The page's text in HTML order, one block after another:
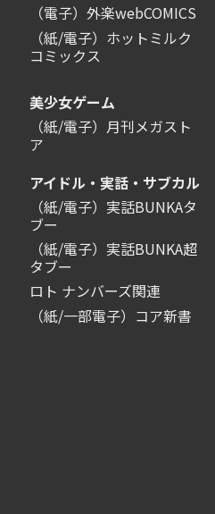
（電子）外楽webCOMICS
（紙/電子）ホットミルク
コミックス
美少女ゲーム
（紙/電子）月刊メガスト
ア
アイドル・実話・サブカル
（紙/電子）実話BUNKAタ
ブー
（紙/電子）実話BUNKA超
タブー
ロト ナンバーズ関連
（紙/一部電子）コア新書